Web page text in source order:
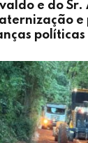
e do Sr.
e
políticas